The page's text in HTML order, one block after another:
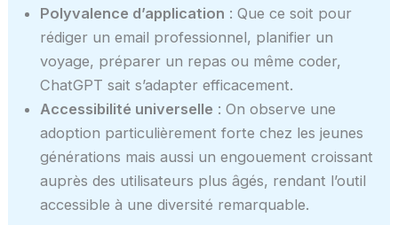
Polyvalence d’application : Que ce soit pour
rédiger un email professionnel, planifier un
voyage, préparer un repas ou même coder,
ChatGPT sait s’adapter efficacement.
Accessibilité universelle : On observe une
adoption particulièrement forte chez les jeunes
générations mais aussi un engouement croissant
auprès des utilisateurs plus âgés, rendant l’outil
accessible à une diversité remarquable.